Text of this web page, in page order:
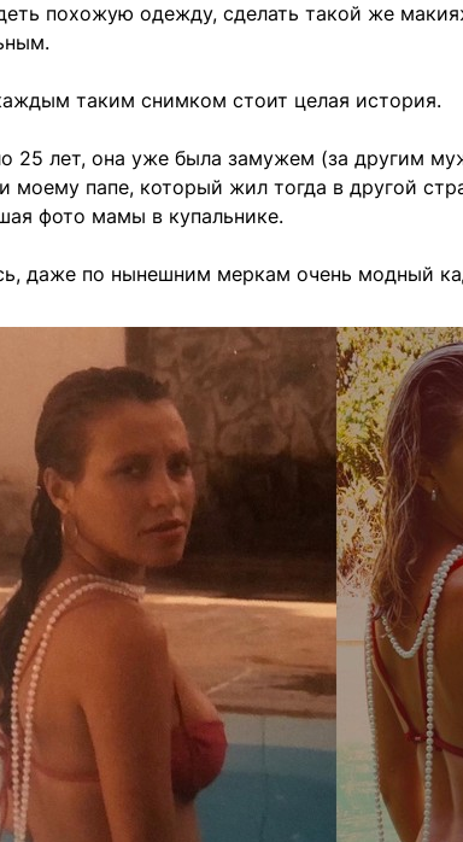
похожую одежду, сделать такой же
таким снимком стоит целая история.
25 лет, она уже была замужем (за другим
моему папе, который жил тогда в другой
фото мамы в купальнике.
даже по нынешним меркам очень модный